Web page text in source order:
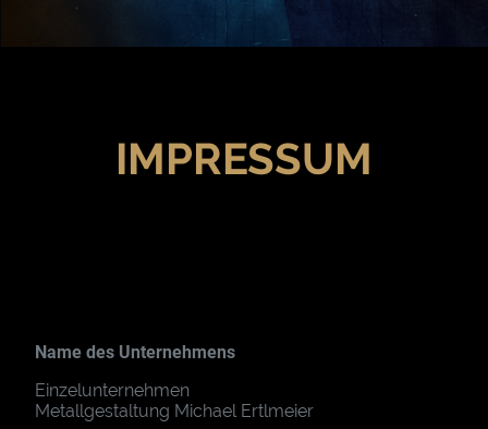
IMPRESSUM
Name des Unternehmens
Einzelunternehmen
Metallgestaltung Michael Ertlmeier